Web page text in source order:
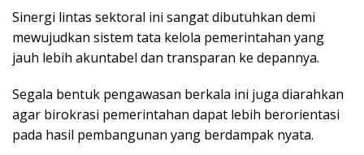
Sinergi lintas sektoral ini sangat dibutuhkan demi
mewujudkan sistem tata kelola pemerintahan yang
jauh lebih akuntabel dan transparan ke depannya.
Segala bentuk pengawasan berkala ini juga diarahkan
agar birokrasi pemerintahan dapat lebih berorientasi
pada hasil pembangunan yang berdampak nyata.